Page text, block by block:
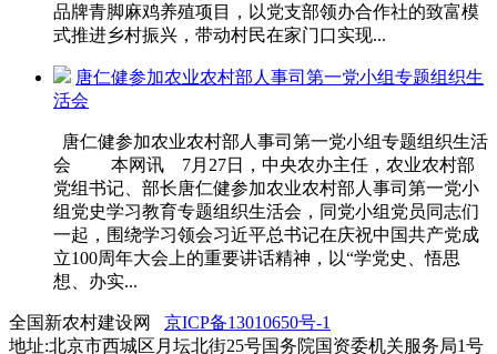
品牌青脚麻鸡养殖项目，以党支部领办合作社的致富模
式推进乡村振兴，带动村民在家门口实现...
唐仁健参加农业农村部人事司第一党小组专题组织生
活会
唐仁健参加农业农村部人事司第一党小组专题组织生活
会 本网讯 7月27日，中央农办主任，农业农村部
党组书记、部长唐仁健参加农业农村部人事司第一党小
组党史学习教育专题组织生活会，同党小组党员同志们
一起，围绕学习领会习近平总书记在庆祝中国共产党成
立100周年大会上的重要讲话精神，以“学党史、悟思
想、办实...
全国新农村建设网 京ICP备13010650号-1
地址:北京市西城区月坛北街25号国务院国资委机关服务局1号